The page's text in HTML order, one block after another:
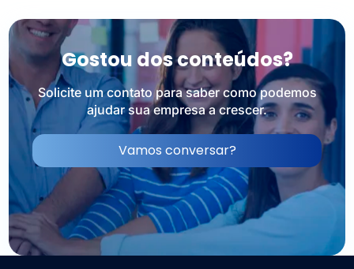
Gostou dos conteúdos?
Solicite um contato para saber como podemos
ajudar sua empresa a crescer.
Vamos conversar?